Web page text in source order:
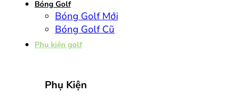
Bóng Golf
Bóng Golf Mới
Bóng Golf Cũ
Phụ kiện golf
Phụ Kiện